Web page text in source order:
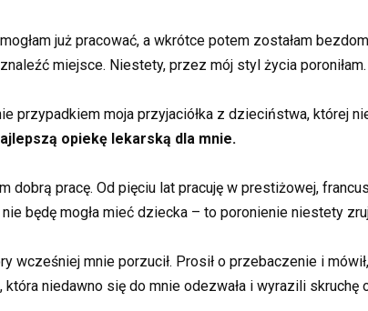
już pracować, a wkrótce potem zostałam
miejsce. Niestety, przez mój styl życia poroniłam.
przypadkiem moja przyjaciółka z dzieciństwa, której
opiekę lekarską dla mnie.
dobrą pracę. Od pięciu lat pracuję w prestiżowej,
będę mogła mieć dziecka – to poronienie niestety
wcześniej mnie porzucił. Prosił o przebaczenie i
która niedawno się do mnie odezwała i wyrazili